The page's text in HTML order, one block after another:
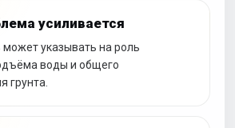
усиливается
может указывать на роль
воды и общего
грунта.